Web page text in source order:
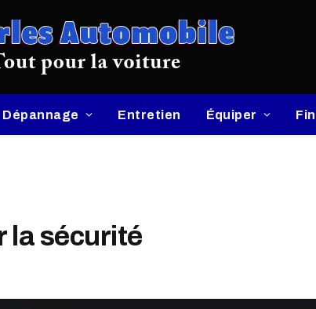
Dépannage Entretien Équiper
la sécurité